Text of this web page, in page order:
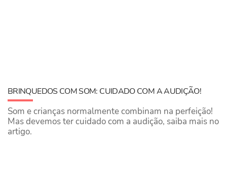
BRINQUEDOS COM SOM: CUIDADO COM A AUDIÇÃO!
Som e crianças normalmente combinam na perfeição!
Mas devemos ter cuidado com a audição, saiba mais no
artigo.